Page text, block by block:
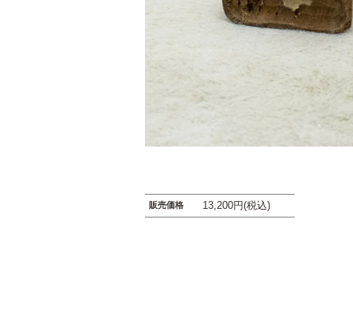
販売価格 13,200円(税込)